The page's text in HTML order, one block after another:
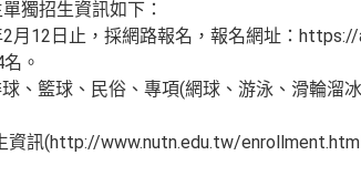
獨招生資訊如下：
月12日止，採網路報名，報名網址：https://
。
、籃球、民俗、專項(網球、游泳、滑輪溜
資訊(http://www.nutn.edu.tw/